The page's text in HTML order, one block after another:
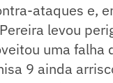
ataques e,
levou
uma falha
9 ainda